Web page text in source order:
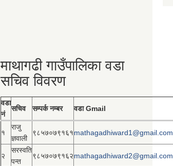
माथागढी गाउँपालिका वडा
सचिव विवरण
वडा
नं
सचिव सम्पर्क नम्बर वडा Gmail
१
राजु
ज्ञवाली
९८५७०७९१६१mathagadhiward1@gmail.com
२
सरस्वति
पन्त
९८५७०७९१६२mathagadhiward2@gmail.com